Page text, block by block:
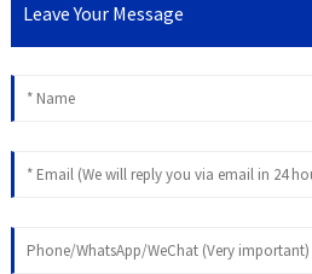
Leave Your Message